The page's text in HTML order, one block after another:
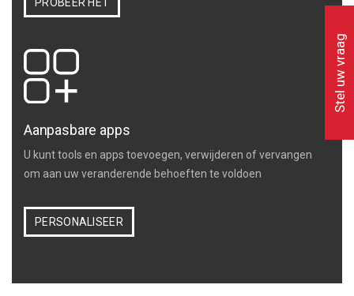
PROBEER HET
Aanpasbare apps
U kunt tools en apps toevoegen, verwijderen of vervangen
om aan uw veranderende behoeften te voldoen
PERSONALISEER
Stel uw vraag